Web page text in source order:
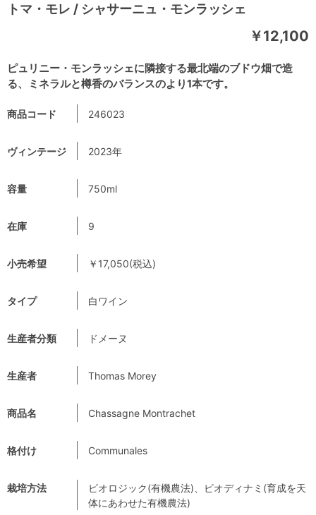
トマ・モレ / シャサーニュ・モンラッシェ
ピュリニー・モンラッシェに隣接する最北端のブドウ畑で造
る、ミネラルと樽香のバランスのより1本です。
￥12,100
商品コード 246023
ヴィンテージ 2023年
容量 750ml
在庫 9
小売希望 ￥17,050(税込)
タイプ 白ワイン
生産者分類 ドメーヌ
生産者 Thomas Morey
商品名 Chassagne Montrachet
格付け Communales
栽培方法
ビオロジック(有機農法)、ビオディナミ(育成を天
体にあわせた有機農法)